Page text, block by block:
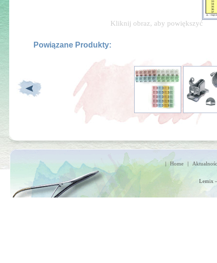
Kliknij obraz, aby powiększyć
Powiązane Produkty:
| Home |
Lemix -